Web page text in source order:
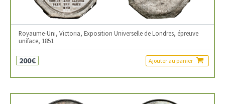
Royaume-Uni, Victoria, Exposition Universelle de Londres, épreuve
uniface, 1851
200€ Ajouter au panier